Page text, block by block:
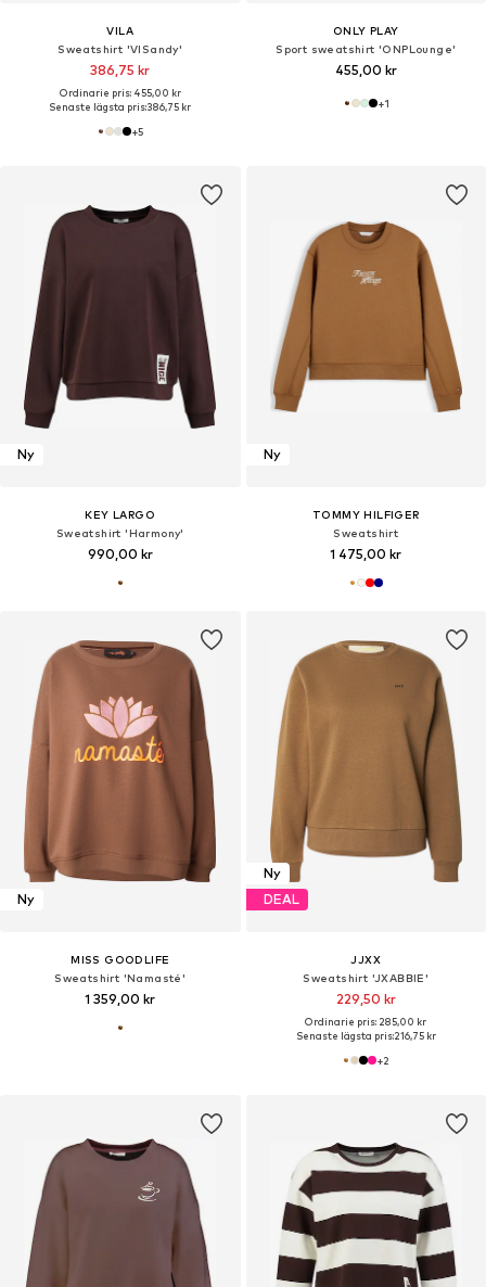
VILA
Sweatshirt 'VISandy'
386,75 kr
Ordinarie pris: 455,00 kr
Senaste lägsta pris:386,75 kr
+5
ONLY PLAY
Sport sweatshirt 'ONPLounge'
455,00 kr
+1
Ny
KEY LARGO
Sweatshirt 'Harmony'
990,00 kr
Ny
TOMMY HILFIGER
Sweatshirt
1 475,00 kr
Ny
MISS GOODLIFE
Sweatshirt 'Namasté'
1 359,00 kr
Ny
DEAL
JJXX
Sweatshirt 'JXABBIE'
229,50 kr
Ordinarie pris: 285,00 kr
Senaste lägsta pris:216,75 kr
+2